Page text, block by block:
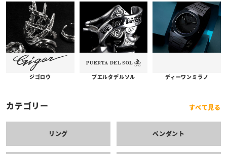
ジゴロウ プエルタデルソル ディーワンミラノ
カテゴリー すべて見る
リング ペンダント